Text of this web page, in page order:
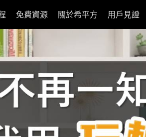
免費資源 關於希平方 用戶見證